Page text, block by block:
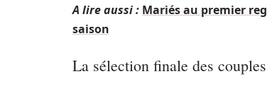
A lire aussi : Mariés au premier
saison
La sélection finale des couples